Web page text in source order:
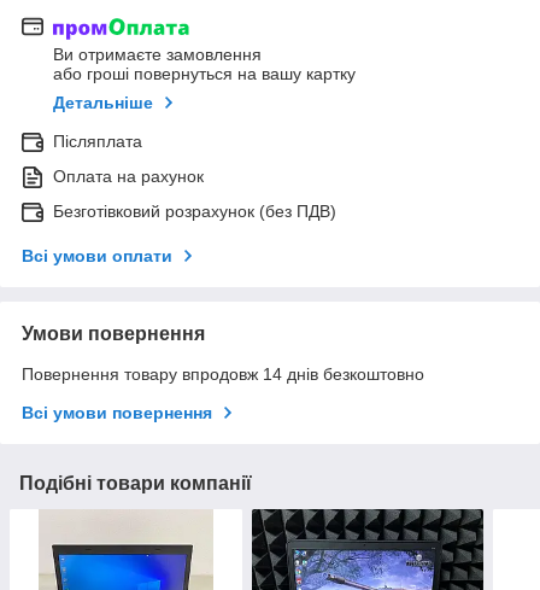
Ви отримаєте замовлення
або гроші повернуться на вашу картку
Детальніше
Післяплата
Оплата на рахунок
Безготівковий розрахунок (без ПДВ)
Всі умови оплати
Умови повернення
Повернення товару впродовж 14 днів безкоштовно
Всі умови повернення
Подібні товари компанії